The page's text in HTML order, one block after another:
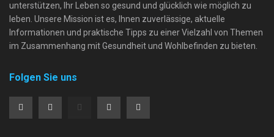
unterstützen, Ihr Leben so gesund und glücklich wie möglich zu
leben. Unsere Mission ist es, Ihnen zuverlässige, aktuelle
Informationen und praktische Tipps zu einer Vielzahl von Themen
im Zusammenhang mit Gesundheit und Wohlbefinden zu bieten.
Folgen Sie uns